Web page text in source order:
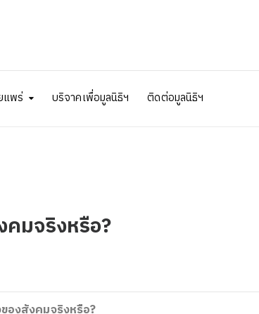
แพร่ บริจาคเพื่อมูลนิธิฯ ติดต่อมูลนิธิฯ
มจริงหรือ?
องสังคมจริงหรือ?